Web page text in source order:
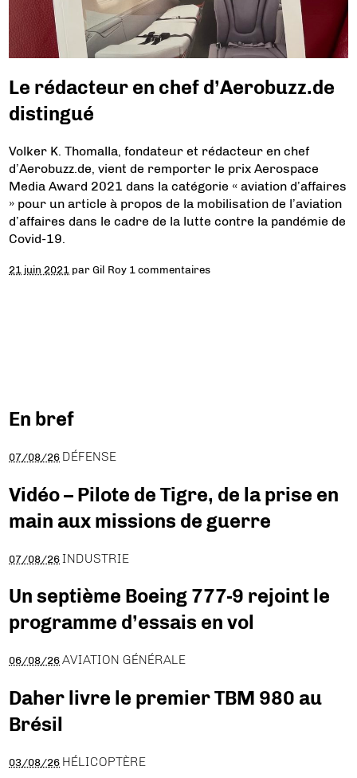
Le rédacteur en chef d’Aerobuzz.de
distingué
Volker K. Thomalla, fondateur et rédacteur en chef
d’Aerobuzz.de, vient de remporter le prix Aerospace
Media Award 2021 dans la catégorie « aviation d’affaires
» pour un article à propos de la mobilisation de l’aviation
d’affaires dans le cadre de la lutte contre la pandémie de
Covid-19.
21 juin 2021 parGil Roy 1 commentaires
En bref
07/08/26 DÉFENSE
Vidéo – Pilote de Tigre, de la prise en
main aux missions de guerre
07/08/26 INDUSTRIE
Un septième Boeing 777-9 rejoint le
programme d’essais en vol
06/08/26 AVIATION GÉNÉRALE
Daher livre le premier TBM 980 au
Brésil
03/08/26 HÉLICOPTÈRE